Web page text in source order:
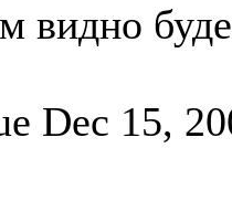
видно
Dec 15,